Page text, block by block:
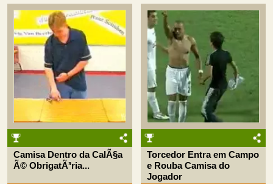
Camisa Dentro da CalÃ§a
Ã© ObrigatÃ³ria...
Torcedor Entra em Campo
e Rouba Camisa do
Jogador